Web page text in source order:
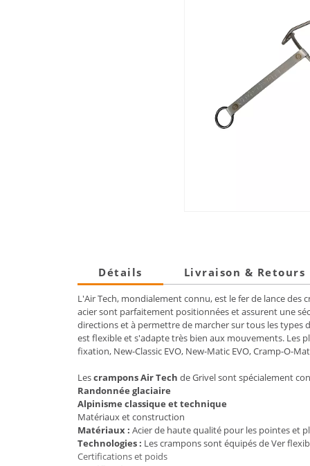
Détails Livraison & Retours
L'Air Tech, mondialement connu, est le fer de lance
acier sont parfaitement positionnées et assurent une
directions et à permettre de marcher sur tous les types
est flexible et s'adapte très bien aux mouvements. Les
fixation, New-Classic EVO, New-Matic EVO, Cramp-O-
Lescrampons Air Tech de Grivel sont spécialement
Randonnée glaciaire
Alpinisme classique et technique
Matériaux et construction
Matériaux : Acier de haute qualité pour les pointes et
Technologies : Les crampons sont équipés de Ver
Certifications et poids